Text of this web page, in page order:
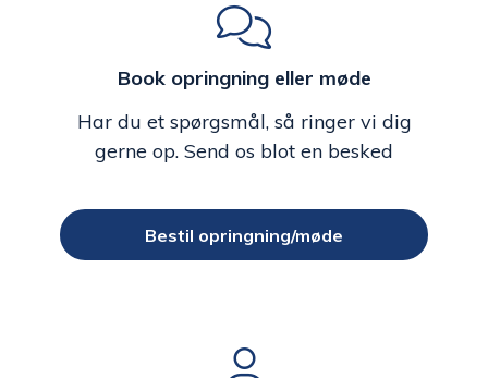
Book opringning eller møde
Har du et spørgsmål, så ringer vi dig
gerne op. Send os blot en besked
Bestil opringning/møde